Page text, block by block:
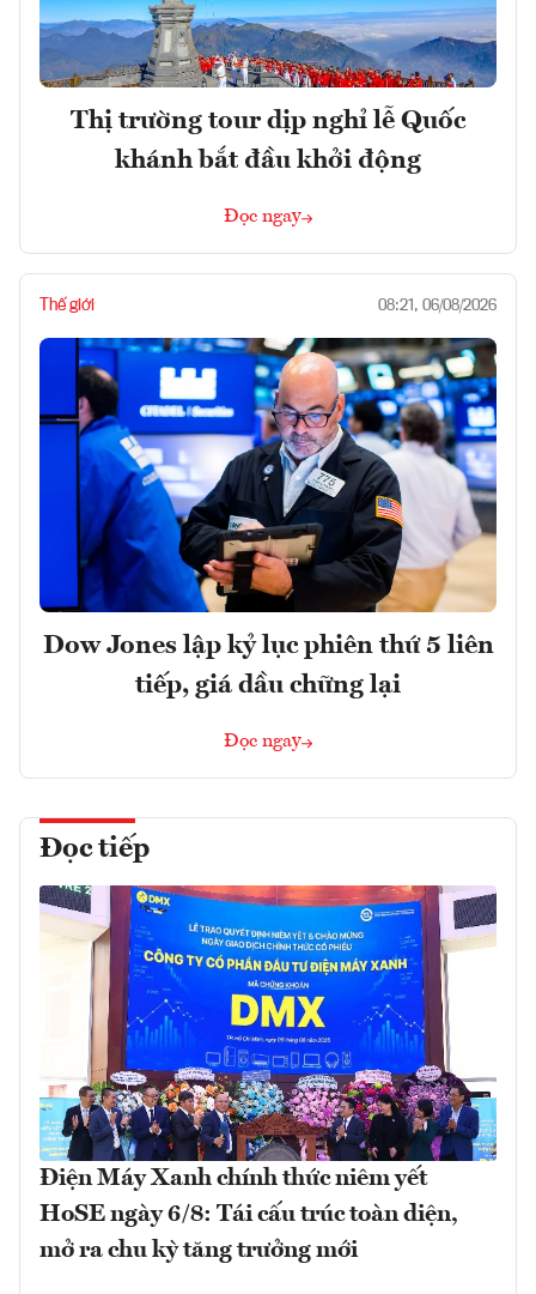
Thị trường tour dịp nghỉ lễ Quốc
khánh bắt đầu khởi động
Đọc ngay
Thế giới 08:21, 06/08/2026
Dow Jones lập kỷ lục phiên thứ 5 liên
tiếp, giá dầu chững lại
Đọc ngay
Đọc tiếp
Điện Máy Xanh chính thức niêm yết
HoSE ngày 6/8: Tái cấu trúc toàn diện,
mở ra chu kỳ tăng trưởng mới